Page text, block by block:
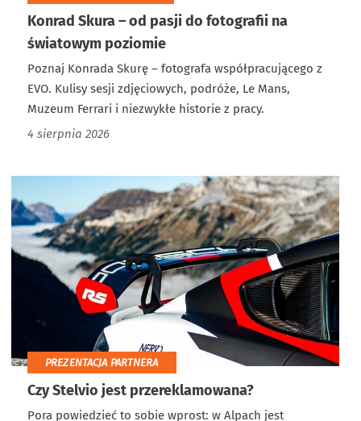
Konrad Skura – od pasji do fotografii na
światowym poziomie
Poznaj Konrada Skurę – fotografa współpracującego z
EVO. Kulisy sesji zdjęciowych, podróże, Le Mans,
Muzeum Ferrari i niezwykłe historie z pracy.
4 sierpnia 2026
PREZENTACJA PARTNERA
Czy Stelvio jest przereklamowana?
Pora powiedzieć to sobie wprost: w Alpach jest